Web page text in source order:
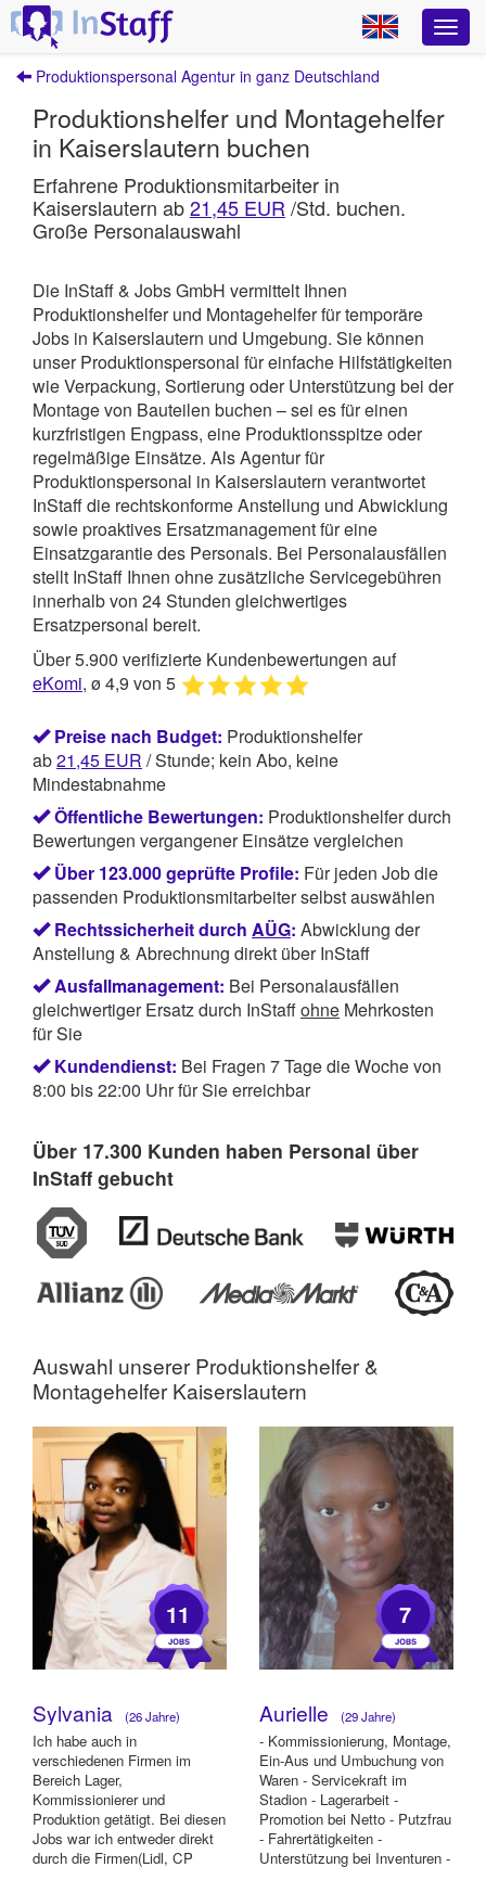
Produktionspersonal Agentur in ganz Deutschland
Produktionshelfer und Montagehelfer
in Kaiserslautern buchen
Erfahrene Produktionsmitarbeiter in
Kaiserslautern ab21,45 EUR /Std. buchen.
Große Personalauswahl
Die InStaff & Jobs GmbH vermittelt Ihnen
Produktionshelfer und Montagehelfer für temporäre
Jobs in Kaiserslautern und Umgebung. Sie können
unser Produktionspersonal für einfache Hilfstätigkeiten
wie Verpackung, Sortierung oder Unterstützung bei der
Montage von Bauteilen buchen – sei es für einen
kurzfristigen Engpass, eine Produktionsspitze oder
regelmäßige Einsätze. Als Agentur für
Produktionspersonal in Kaiserslautern verantwortet
InStaffdie rechtskonforme Anstellung und Abwicklung
sowie proaktives Ersatzmanagement für eine
Einsatzgarantie des Personals. Bei Personalausfällen
stellt InStaff Ihnen ohne zusätzliche Servicegebühren
innerhalb von 24 Stunden gleichwertiges
Ersatzpersonal bereit.
Über 5.900 verifizierte Kundenbewertungen auf
eKomi, ø 4,9 von 5
Preise nach Budget: Produktionshelfer
ab21,45 EUR / Stunde; kein Abo, keine
Mindestabnahme
Öffentliche Bewertungen: Produktionshelfer durch
Bewertungen vergangener Einsätze vergleichen
Über 123.000 geprüfte Profile: Für jeden Job die
passenden Produktionsmitarbeiter selbst auswählen
Rechtssicherheit durch AÜG: Abwicklung der
Anstellung & Abrechnung direkt über InStaff
Ausfallmanagement: Bei Personalausfällen
gleichwertiger Ersatz durch InStaffohne Mehrkosten
für Sie
Kundendienst: Bei Fragen 7 Tage die Woche von
8:00 bis 22:00 Uhr für Sie erreichbar
Über 17.300 Kunden haben Personal über
InStaff gebucht
Auswahl unserer Produktionshelfer &
Montagehelfer Kaiserslautern
11
Sylvania (26 Jahre)
Ich habe auch in
verschiedenen Firmen im
Bereich Lager,
Kommissionierer und
Produktion getätigt. Bei diesen
Jobs war ich entweder direkt
durch die Firmen(Lidl, CP
7
Aurielle (29 Jahre)
- Kommissionierung, Montage,
Ein-Aus und Umbuchung von
Waren - Servicekraft im
Stadion - Lagerarbeit -
Promotion bei Netto - Putzfrau
- Fahrertätigkeiten -
Unterstützung bei Inventuren -